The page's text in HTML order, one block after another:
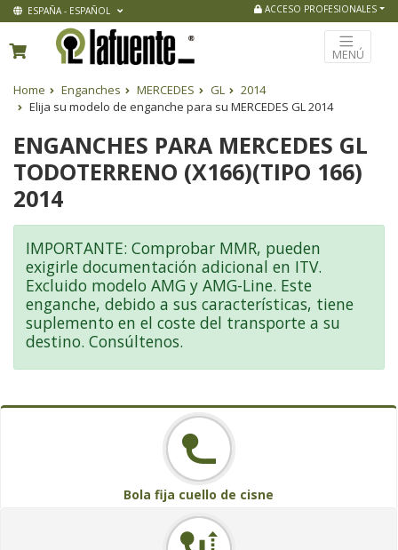
ESPAÑA - ESPAÑOL ACCESO PROFESIONALES
MENÚ
Home Enganches MERCEDES GL
2014
Elija su modelo de enganche para su MERCEDES GL 2014
ENGANCHES PARA MERCEDES GL
TODOTERRENO (X166)(TIPO 166)
2014
IMPORTANTE: Comprobar MMR, pueden
exigirle documentación adicional en ITV.
Excluido modelo AMG y AMG-Line. Este
enganche, debido a sus características, tiene
suplemento en el coste del transporte a su
destino. Consúltenos.
Bola fija cuello de cisne